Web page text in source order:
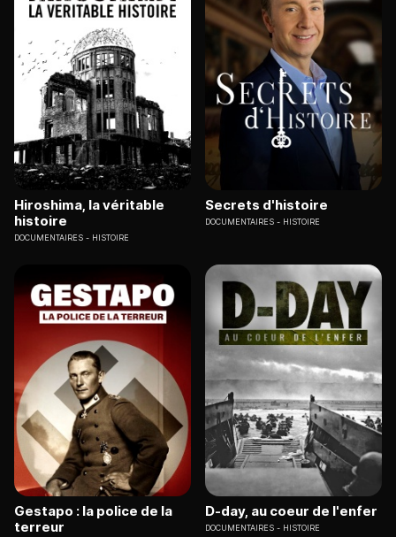
Hiroshima, la véritable
histoire
DOCUMENTAIRES HISTOIRE
Secrets d'histoire
DOCUMENTAIRES HISTOIRE
Gestapo : la police de la
terreur
D-day, au coeur de l'enfer
DOCUMENTAIRES HISTOIRE